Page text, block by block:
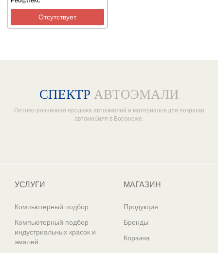
Отсутствует
СПЕКТР АВТОЭМАЛИ
Оптово-розничная продажа автоэмалей и материалов для покраски
автомобиля в Воронеже.
УСЛУГИ
Компьютерный подбор
Компьютерный подбор
индустриальных красок и
эмалей
МАГАЗИН
Продукция
Бренды
Корзина